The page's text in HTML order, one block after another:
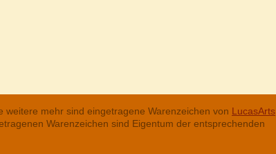
mehr sind eingetragene Warenzeichen von LucasArts,
Warenzeichen sind Eigentum der entsprechenden